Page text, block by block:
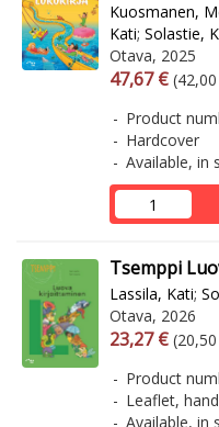
Kuosmanen,
Kati; Solastie,
Otava, 2025
47,67 € Excl.
Product
Hardcover
Available, in
Tsemppi
Lassila, Kati;
Otava, 2026
23,27 € Excl.
Product
Leaflet,
Available, in